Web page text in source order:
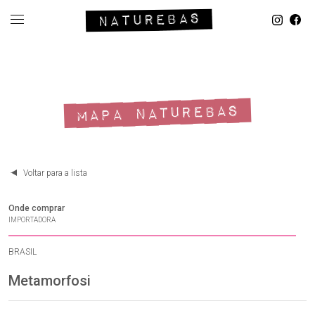
MAPA NATUREBAS
Voltar para a lista
Onde comprar
IMPORTADORA
BRASIL
Metamorfosi